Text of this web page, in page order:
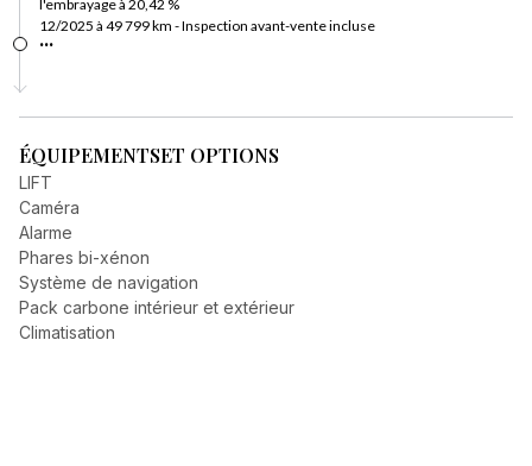
l'embrayage à 20,42 %
12/2025 à 49 799 km - Inspection avant-vente incluse
...
ÉQUIPEMENTSET OPTIONS
LIFT
Caméra
Alarme
Phares bi-xénon
Système de navigation
Pack carbone intérieur et extérieur
Climatisation